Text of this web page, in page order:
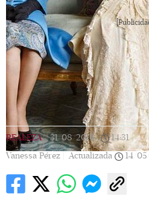
REALEZA | 31/08/2016 | 14:31 |
Vanessa Pérez |
Actualizada 14/